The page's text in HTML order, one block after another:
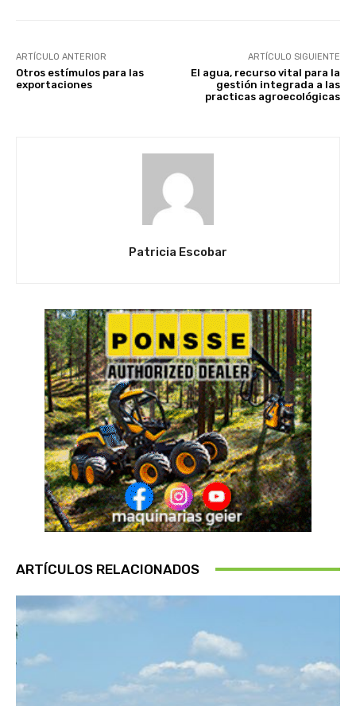
ARTÍCULO ANTERIOR
Otros estímulos para las
exportaciones
ARTÍCULO SIGUIENTE
El agua, recurso vital para la
gestión integrada a las
practicas agroecológicas
Patricia Escobar
ARTÍCULOS RELACIONADOS